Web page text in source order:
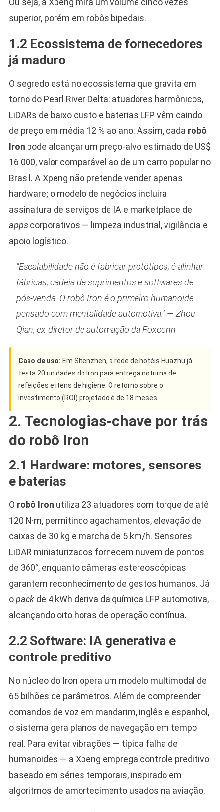
Ou seja, a Xpeng mira um volume cinco vezes
superior, porém em robôs bipedais.
1.2 Ecossistema de fornecedores
já maduro
O segredo está no ecossistema que gravita em
torno do Pearl River Delta: atuadores harmônicos,
LiDARs de baixo custo e baterias LFP vêm caindo
de preço em média 12 % ao ano. Assim, cada robô
Iron pode alcançar um preço-alvo estimado de US$
16 000, valor comparável ao de um carro popular no
Brasil. A Xpeng não pretende vender apenas
hardware; o modelo de negócios incluirá
assinatura de serviços de IA e marketplace de
appscorporativos — limpeza industrial, vigilância e
apoio logístico.
“Escalabilidade não é fabricar protótipos; é alinhar
fábricas, cadeia de suprimentos e softwares de
pós-venda. O robô Iron é o primeiro humanoide
pensado com mentalidade automotiva.” — Zhou
Qian, ex-diretor de automação da Foxconn
Caso de uso: Em Shenzhen, a rede de hotéis Huazhu já
testa 20 unidades do Iron para entrega noturna de
refeições e itens de higiene. O retorno sobre o
investimento (ROI) projetado é de 18 meses.
2. Tecnologias-chave por trás
do robô Iron
2.1 Hardware: motores, sensores
e baterias
O robô Iron utiliza 23 atuadores com torque de até
120 N·m, permitindo agachamentos, elevação de
caixas de 30 kg e marcha de 5 km/h. Sensores
LiDAR miniaturizados fornecem nuvem de pontos
de 360°, enquanto câmeras estereoscópicas
garantem reconhecimento de gestos humanos. Já
opackde 4 kWh deriva da química LFP automotiva,
alcançando oito horas de operação contínua.
2.2 Software: IA generativa e
controle preditivo
No núcleo do Iron opera um modelo multimodal de
65 bilhões de parâmetros. Além de compreender
comandos de voz em mandarim, inglês e espanhol,
o sistema gera planos de navegação em tempo
real. Para evitar vibrações — típica falha de
humanoides — a Xpeng emprega controle preditivo
baseado em séries temporais, inspirado em
algoritmos de amortecimento usados na aviação.